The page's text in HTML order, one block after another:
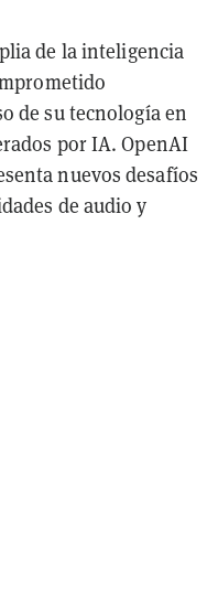
de la inteligencia
de su tecnología en
por IA. OpenAI
nuevos desafíos
de audio y